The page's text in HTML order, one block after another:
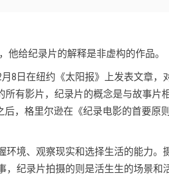
他给纪录片的解释是非虚构的作品。
8日在纽约《太阳报》上发表文章，
所有影片，纪录片的概念是与故事片
后，格里尔逊在《纪录电影的首要原
境、观察现实和选择生活的能力。
纪录片拍摄的则是活生生的场景和